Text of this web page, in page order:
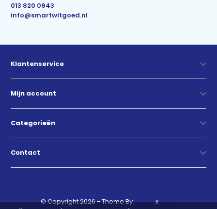
013 820 0943
info@smartwitgoed.nl
Klantenservice
Mijn account
Categorieën
Contact
© Copyright 2026 - Theme ByDMWSxPlus+